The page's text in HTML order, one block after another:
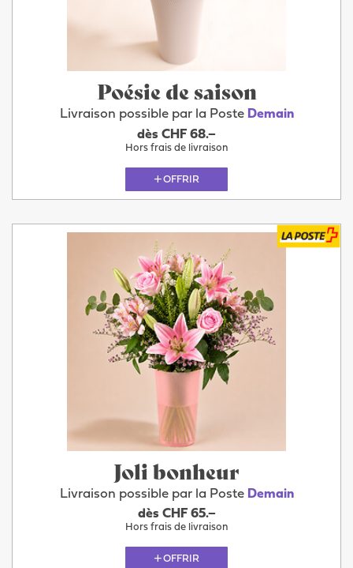
Poésie de saison
Livraison possible par la Poste Demain
dès CHF 68.–
Hors frais de livraison
OFFRIR
Joli bonheur
Livraison possible par la Poste Demain
dès CHF 65.–
Hors frais de livraison
OFFRIR